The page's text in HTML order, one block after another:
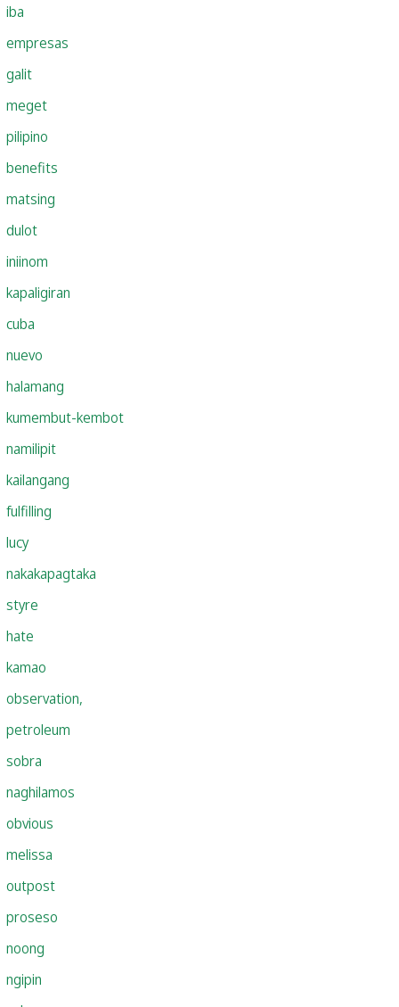
iba
empresas
galit
meget
pilipino
benefits
matsing
dulot
iniinom
kapaligiran
cuba
nuevo
halamang
kumembut-kembot
namilipit
kailangang
fulfilling
lucy
nakakapagtaka
styre
hate
kamao
observation,
petroleum
sobra
naghilamos
obvious
melissa
outpost
proseso
noong
ngipin